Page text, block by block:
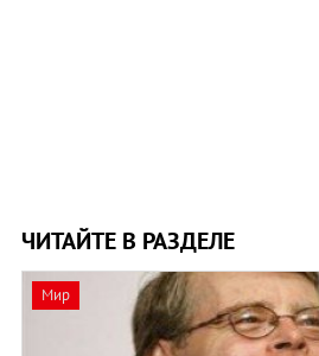
ЧИТАЙТЕ В РАЗДЕЛЕ
Мир